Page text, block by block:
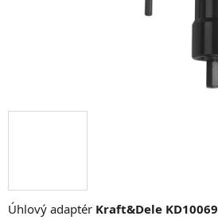
Úhlový adaptér Kraft&Dele KD10069